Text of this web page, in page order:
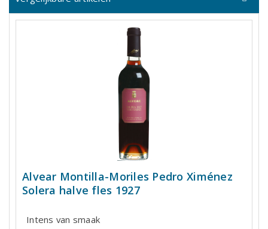
Alvear Montilla-Moriles Pedro Ximénez
Solera halve fles 1927
Intens van smaak